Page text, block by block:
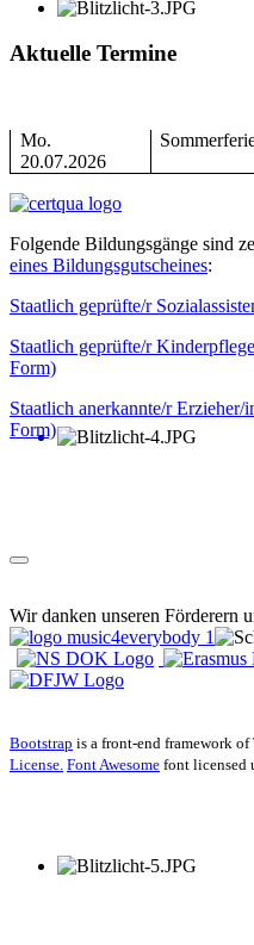
Aktuelle Termine
Mo.
20.07.2026
Folgende Bildungsgänge sind
eines Bildungsgutscheines:
Staatlich geprüfte/r
Staatlich geprüfte/r
Form)
Staatlich anerkannte/r Erzieher/
Form)
Wir danken unseren
Bootstrap is a front-end framework
License. Font Awesome font licensed